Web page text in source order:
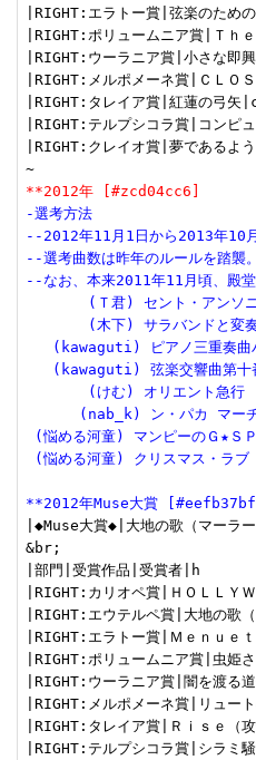
|RIGHT:エラトー賞|弦楽のた
|RIGHT:ポリュームニア賞|Ｔｈ
|RIGHT:ウーラニア賞|小さな即
|RIGHT:メルポメーネ賞|ＣＬＯ
|RIGHT:タレイア賞|紅蓮の弓矢
|RIGHT:テルプシコラ賞|コンピ
|RIGHT:クレイオ賞|夢であるよ
~
**2012年 [#zcd04cc6]
-選考方法
--2012年11月1日から2013年10
--選考曲数は昨年のルールを踏襲。
--なお、本来2011年11月頃、殿
(Ｔ君) セント・アンソ
(木下) サラバンドと変
(kawaguti) ピアノ三重奏曲
(kawaguti) 弦楽交響曲第十
       (けむ) オリエント急行
(nab_k) ン・パカ マー
(悩める河童) マンピーのＧ★Ｓ
(悩める河童) クリスマス・ラブ
**2012年Muse大賞
|◆Muse大賞◆|大地の歌（マー
&br;
|部門|受賞作品|受賞者|h
|RIGHT:カリオペ賞|ＨＯＬＬＹ
|RIGHT:エウテルペ賞|大地の
|RIGHT:エラトー賞|Ｍｅｎｕｅ
|RIGHT:ポリュームニア賞|虫姫
|RIGHT:ウーラニア賞|闇を渡る
|RIGHT:メルポメーネ賞|リュー
|RIGHT:タレイア賞|Ｒｉｓｅ（
|RIGHT:テルプシコラ賞|シラミ